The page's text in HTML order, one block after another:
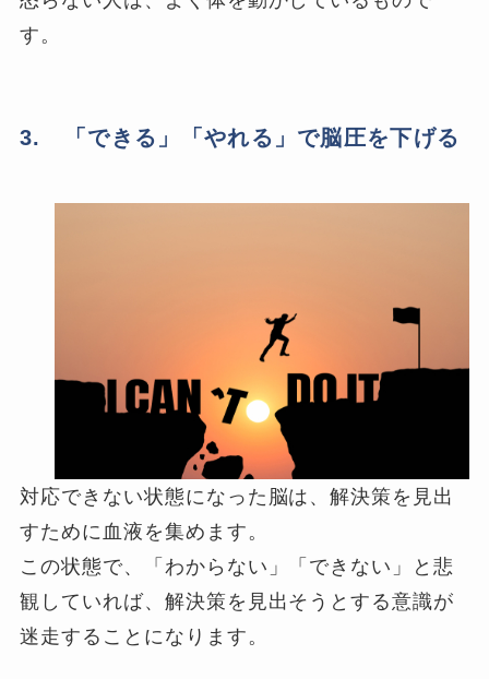
す。
3. 「できる」「やれる」で脳圧を下げる
対応できない状態になった脳は、解決策を見出
すために血液を集めます。
この状態で、「わからない」「できない」と悲
観していれば、解決策を見出そうとする意識が
迷走することになります。